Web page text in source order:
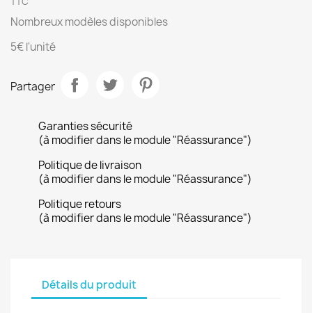
Nombreux modèles disponibles
5€ l'unité
Partager
Garanties sécurité
(à modifier dans le module "Réassurance")
Politique de livraison
(à modifier dans le module "Réassurance")
Politique retours
(à modifier dans le module "Réassurance")
Détails du produit